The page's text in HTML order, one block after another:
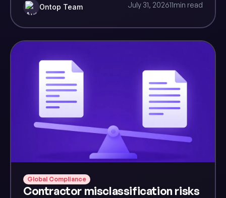
Ontop Team July 31, 202611min read
Global Compliance
Contractor misclassification risks